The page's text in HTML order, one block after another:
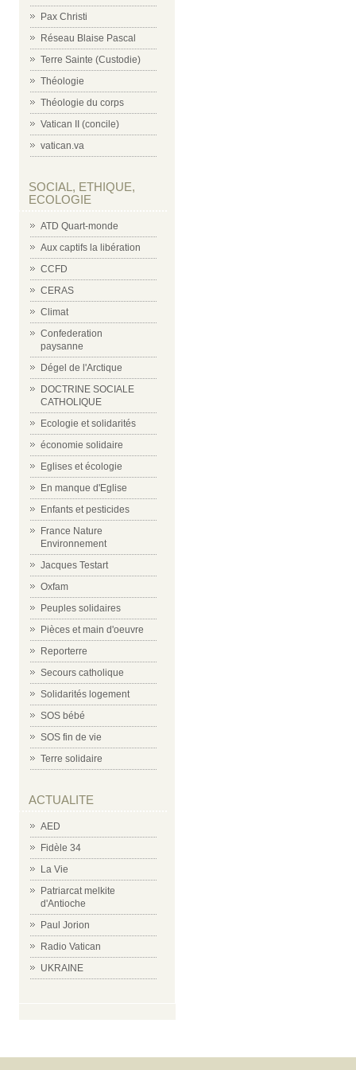
Pax Christi
Réseau Blaise Pascal
Terre Sainte (Custodie)
Théologie
Théologie du corps
Vatican II (concile)
vatican.va
SOCIAL, ETHIQUE,
ECOLOGIE
ATD Quart-monde
Aux captifs la libération
CCFD
CERAS
Climat
Confederation
paysanne
Dégel de l'Arctique
DOCTRINE SOCIALE
CATHOLIQUE
Ecologie et solidarités
économie solidaire
Eglises et écologie
En manque d'Eglise
Enfants et pesticides
France Nature
Environnement
Jacques Testart
Oxfam
Peuples solidaires
Pièces et main d'oeuvre
Reporterre
Secours catholique
Solidarités logement
SOS bébé
SOS fin de vie
Terre solidaire
ACTUALITE
AED
Fidèle 34
La Vie
Patriarcat melkite
d'Antioche
Paul Jorion
Radio Vatican
UKRAINE